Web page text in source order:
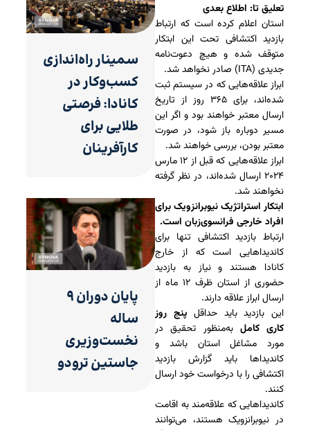
تعلیق تا: اطلاع بعدی
استان اعلام کرده است که ارتباط
بازدید اکتشافی تحت این ابتکار
متوقف شده و هیچ دعوت‌نامه
جدیدی (ITA) صادر نخواهد شد.
ابراز علاقه‌هایی که در سیستم ثبت
شده‌اند، برای ۳۶۵ روز از تاریخ
ارسال معتبر خواهند بود و اگر این
مسیر دوباره باز شود، در صورت
معتبر بودن، بررسی خواهند شد.
ابراز علاقه‌هایی که قبل از ۱۲ مارس
۲۰۲۴ ارسال شده‌اند، در نظر گرفته
نخواهند شد.
ابتکار استراتژیک نیوبرانزویک برای
افراد خارجی فرانسوی‌زبان است.
ارتباط بازدید اکتشافی تنها برای
کاندیداهایی است که از خارج
کانادا هستند و نیاز به بازدید
حضوری از استان ظرف ۱۲ ماه از
ارسال ابراز علاقه دارند.
این بازدید باید حداقل پنج روز
کاری کامل به‌منظور تحقیق در
مورد مشاغل استان باشد و
کاندیداها باید گزارش بازدید
اکتشافی را با درخواست خود ارسال
کنند.
کاندیداهایی که علاقه‌مند به اقامت
در نیوبرانزویک هستند، می‌توانند
سمینار راه‌اندازی
کسب‌وکار در
کانادا: فرصتی
طلایی برای
کارآفرینان
پایان دوران ۹
ساله
نخست‌وزیری
جاستین ترودو